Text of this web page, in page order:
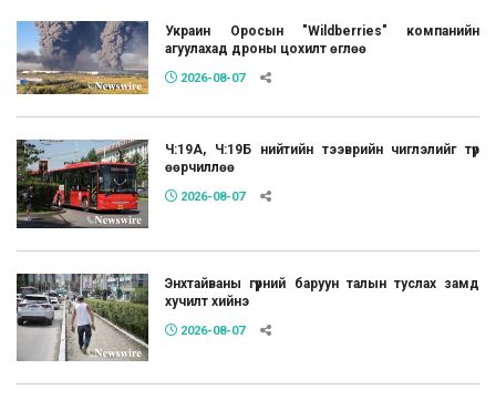
Украин Оросын "Wildberries" компанийн
агуулахад дроны цохилт өглөө
2026-08-07
Ч:19А, Ч:19Б нийтийн тээврийн чиглэлийг түр
өөрчиллөө
2026-08-07
Энхтайваны гүүрний баруун талын туслах замд
хучилт хийнэ
2026-08-07